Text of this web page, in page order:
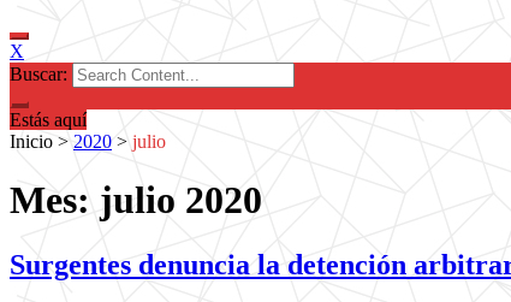
X
Buscar:
Estás aquí
Inicio > 2020 > julio
Mes: julio 2020
Surgentes denuncia la detención